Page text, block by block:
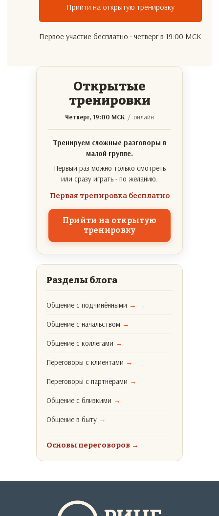
Прийти на открытую тренировку
Первое участие бесплатно · четверг в 19:00 МСК
Открытые
тренировки
Четверг, 19:00 МСК / онлайн
Тренируем сложные разговоры в
малой группе.
Первый раз можно только смотреть
или сразу играть - по желанию.
Первая тренировка бесплатно
Прийти на открытую
тренировку
Разделы блога
Общение с подчинёнными →
Общение с начальством →
Общение с коллегами →
Переговоры с клиентами →
Переговоры с партнёрами →
Общение с близкими →
Общение в быту →
Основы переговоров →